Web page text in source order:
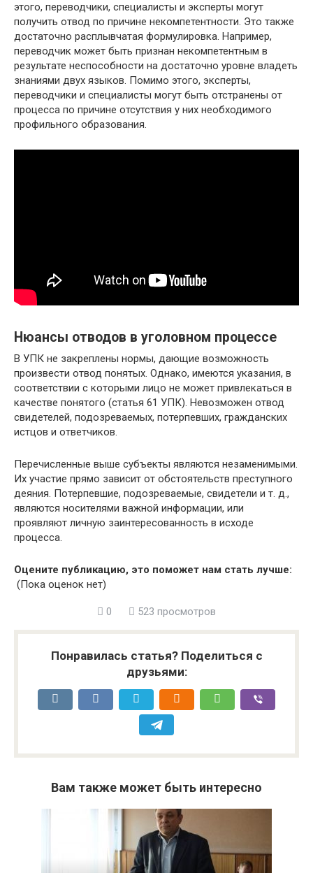
этого, переводчики, специалисты и эксперты могут
получить отвод по причине некомпетентности. Это также
достаточно расплывчатая формулировка. Например,
переводчик может быть признан некомпетентным в
результате неспособности на достаточно уровне владеть
знаниями двух языков. Помимо этого, эксперты,
переводчики и специалисты могут быть отстранены от
процесса по причине отсутствия у них необходимого
профильного образования.
Нюансы отводов в уголовном процессе
В УПК не закреплены нормы, дающие возможность
произвести отвод понятых. Однако, имеются указания, в
соответствии с которыми лицо не может привлекаться в
качестве понятого (статья 61 УПК). Невозможен отвод
свидетелей, подозреваемых, потерпевших, гражданских
истцов и ответчиков.
Перечисленные выше субъекты являются незаменимыми.
Их участие прямо зависит от обстоятельств преступного
деяния. Потерпевшие, подозреваемые, свидетели и т. д.,
являются носителями важной информации, или
проявляют личную заинтересованность в исходе
процесса.
Оцените публикацию, это поможет нам стать лучше:
(Пока оценок нет)
0 523 просмотров
Понравилась статья? Поделиться с
друзьями:
Вам также может быть интересно